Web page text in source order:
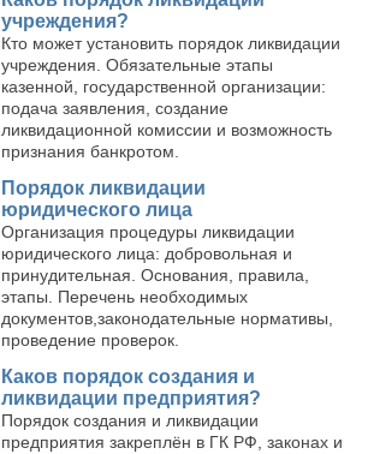
учреждения?
Кто может установить порядок ликвидации
учреждения. Обязательные этапы
казенной, государственной организации:
подача заявления, создание
ликвидационной комиссии и возможность
признания банкротом.
Порядок ликвидации
юридического лица
Организация процедуры ликвидации
юридического лица: добровольная и
принудительная. Основания, правила,
этапы. Перечень необходимых
документов,законодательные нормативы,
проведение проверок.
Каков порядок создания и
ликвидации предприятия?
Порядок создания и ликвидации
предприятия закреплён в ГК РФ, законах и